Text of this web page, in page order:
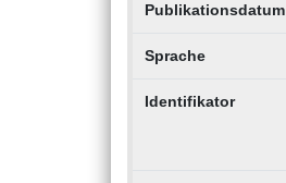
Publikationsdatum
Sprache
Identifikator